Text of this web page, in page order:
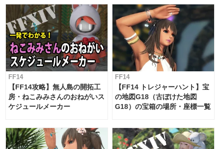
FF14
【FF14攻略】無人島の開拓工
房・ねこみみさんのおねがいス
ケジュールメーカー
FF14
【FF14 トレジャーハント】宝
の地図G18（古ぼけた地図
G18）の宝箱の場所・座標一覧